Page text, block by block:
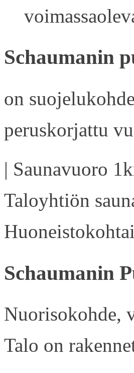
Schaumanin
on
peruskorjattu
| Saunavuoro
Taloyhtiön
Schaumanin
Nuorisokohde,
Talo on